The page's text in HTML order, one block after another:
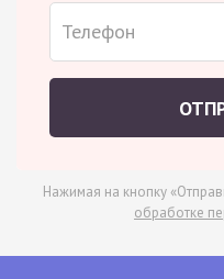
Нажимая на кнопку
обработке